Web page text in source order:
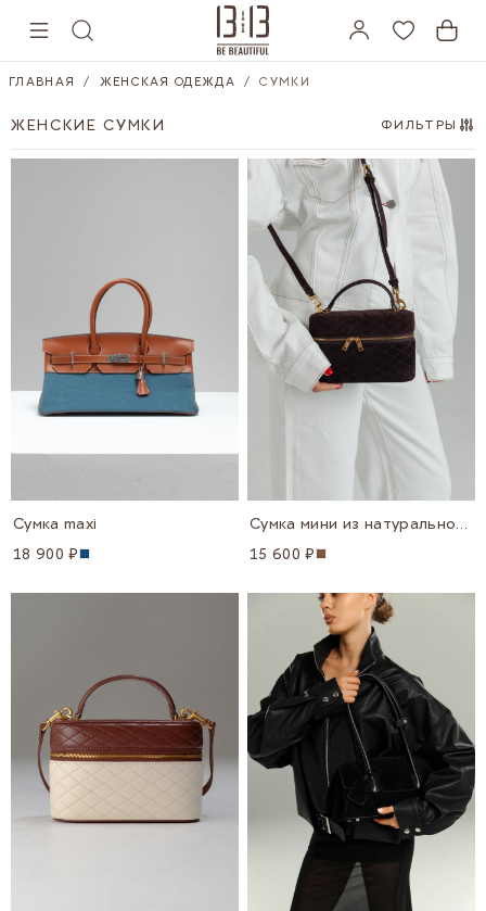
ГЛАВНАЯ / ЖЕНСКАЯ ОДЕЖДА / СУМКИ
ЖЕНСКИЕ СУМКИ ФИЛЬТРЫ
Сумка maxi
18 900 ₽
Сумка мини из натуральной замши
15 600 ₽